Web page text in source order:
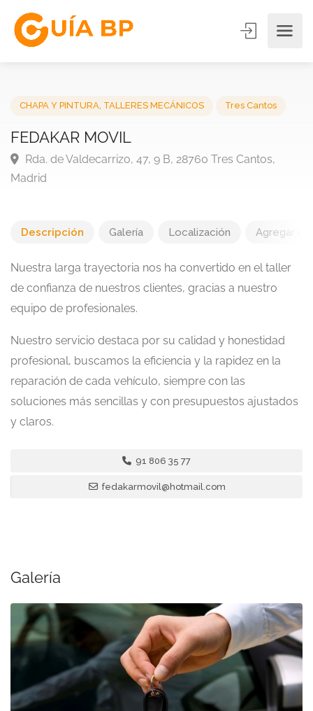
FEDAKAR MOVIL
Rda. de Valdecarrizo, 47, 9 B, 28760 Tres Cantos,
Descripción Galería Localización Agregar
Nuestra larga trayectoria nos ha convertido en el taller
de confianza de nuestros clientes, gracias a nuestro
equipo de profesionales.
Nuestro servicio destaca por su calidad y honestidad
profesional, buscamos la eficiencia y la rapidez en la
reparación de cada vehículo, siempre con las
soluciones más sencillas y con presupuestos ajustados
y claros.
91 806 35 77
fedakarmovil@hotmail.com
Galería